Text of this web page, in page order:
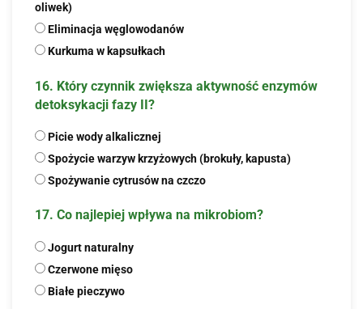
oliwek)
Eliminacja węglowodanów
Kurkuma w kapsułkach
16. Który czynnik zwiększa aktywność enzymów
detoksykacji fazy II?
Picie wody alkalicznej
Spożycie warzyw krzyżowych (brokuły, kapusta)
Spożywanie cytrusów na czczo
17. Co najlepiej wpływa na mikrobiom?
Jogurt naturalny
Czerwone mięso
Białe pieczywo